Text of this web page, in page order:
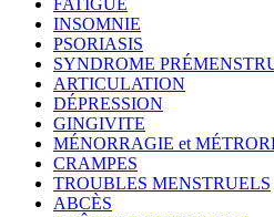
FATIGUE
INSOMNIE
PSORIASIS
SYNDROME
ARTICULATION
DÉPRESSION
GINGIVITE
MÉNORRAGIE et
CRAMPES
TROUBLES MENSTRUELS
ABCÈS